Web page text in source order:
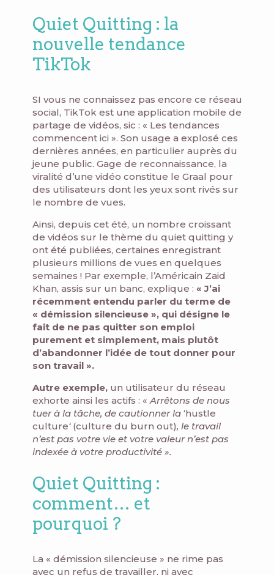
Quiet Quitting : la
nouvelle tendance
TikTok
SI vous ne connaissez pas encore ce réseau
social, TikTok est une application mobile de
partage de vidéos, sic : « Les tendances
commencent ici ». Son usage a explosé ces
dernières années, en particulier auprès du
jeune public. Gage de reconnaissance, la
viralité d’une vidéo constitue le Graal pour
des utilisateurs dont les yeux sont rivés sur
le nombre de vues.
Ainsi, depuis cet été, un nombre croissant
de vidéos sur le thème du quiet quitting y
ont été publiées, certaines enregistrant
plusieurs millions de vues en quelques
semaines ! Par exemple, l’Américain Zaid
Khan, assis sur un banc, explique : « J’ai
récemment entendu parler du terme de
« démission silencieuse », qui désigne le
fait de ne pas quitter son emploi
purement et simplement, mais plutôt
d’abandonner l’idée de tout donner pour
son travail ».
Autre exemple, un utilisateur du réseau
exhorte ainsi les actifs : «Arrêtons de nous
tuer à la tâche, de cautionner la ‘hustle
culture‘ (culture du burn out), le travail
n’est pas votre vie et votre valeur n’est pas
indexée à votre productivité ».
Quiet Quitting :
comment… et
pourquoi ?
La « démission silencieuse » ne rime pas
avec un refus de travailler, ni avec